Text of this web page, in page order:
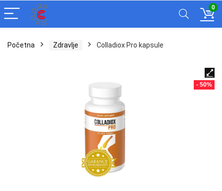
0
Početna Zdravlje Colladiox Pro kapsule
- 50%